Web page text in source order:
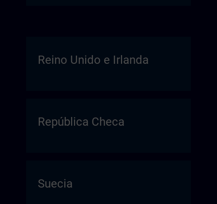
Reino Unido e Irlanda
República Checa
Suecia